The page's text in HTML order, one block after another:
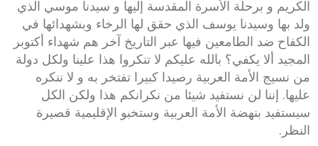
الكريم و برحلة الأسرة المقدسة إليها و سيدنا موسي الذي
ولد بها وسيدنا يوسف الذي حقق لها الرخاء وبشهدائها في
الكفاح ضد الطامعين فيها عبر التاريخ آخر هم شهداء أكتوبر
المجيد ألا يكفي؟ بالله عليكم لا تنكروا هذا علينا ولكل دولة
من نسيج الأمة العربية رصيدا كبيرا تفتخر به و لا ننكره
عليها. إننا لن نستفيد شيئا من نكرانكم هذا ولكن الكل
سيستفيد بنهضة الأمة العربية وستخبو الإقليمية قصيرة
النظر.